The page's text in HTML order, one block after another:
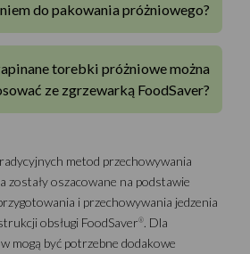
do pakowania próżniowego?
torebki próżniowe można
ze zgrzewarką FoodSaver?
metod przechowywania
zostały oszacowane na podstawie
i przechowywania jedzenia
obsługi FoodSaver®. Dla
mogą być potrzebne dodakowe